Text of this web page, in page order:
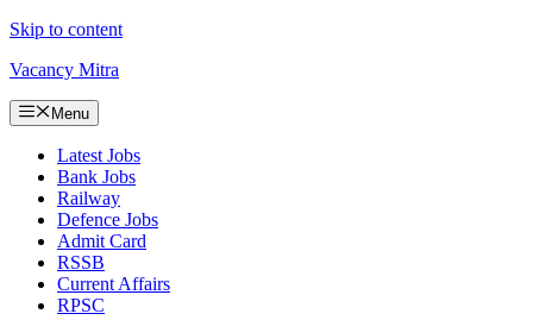
Skip to content
Vacancy Mitra
Menu
Latest Jobs
Bank Jobs
Railway
Defence Jobs
Admit Card
RSSB
Current Affairs
RPSC